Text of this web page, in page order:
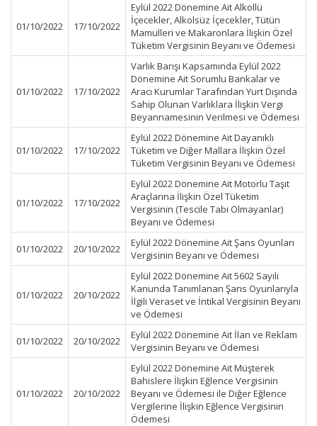
01/10/2022 17/10/2022
Eylül 2022 Dönemine Ait Alkollü
İçecekler, Alkolsüz İçecekler, Tütün
Mamulleri ve Makaronlara İlişkin Özel
Tüketim Vergisinin Beyanı ve Ödemesi
01/10/2022 17/10/2022
Varlık Barışı Kapsamında Eylül 2022
Dönemine Ait Sorumlu Bankalar ve
Aracı Kurumlar Tarafından Yurt Dışında
Sahip Olunan Varlıklara İlişkin Vergi
Beyannamesinin Verilmesi ve Ödemesi
01/10/2022 17/10/2022
Eylül 2022 Dönemine Ait Dayanıklı
Tüketim ve Diğer Mallara İlişkin Özel
Tüketim Vergisinin Beyanı ve Ödemesi
01/10/2022 17/10/2022
Eylül 2022 Dönemine Ait Motorlu Taşıt
Araçlarına İlişkin Özel Tüketim
Vergisinin (Tescile Tabi Olmayanlar)
Beyanı ve Ödemesi
01/10/2022 20/10/2022
Eylül 2022 Dönemine Ait Şans Oyunları
Vergisinin Beyanı ve Ödemesi
01/10/2022 20/10/2022
Eylül 2022 Dönemine Ait 5602 Sayılı
Kanunda Tanımlanan Şans Oyunlarıyla
İlgili Veraset ve İntikal Vergisinin Beyanı
ve Ödemesi
01/10/2022 20/10/2022
Eylül 2022 Dönemine Ait İlan ve Reklam
Vergisinin Beyanı ve Ödemesi
01/10/2022 20/10/2022
Eylül 2022 Dönemine Ait Müşterek
Bahislere İlişkin Eğlence Vergisinin
Beyanı ve Ödemesi ile Diğer Eğlence
Vergilerine İlişkin Eğlence Vergisinin
Ödemesi